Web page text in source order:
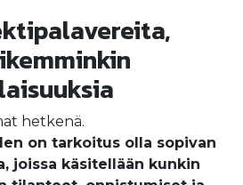
hetkenä.
on tarkoitus olla sopivan
joissa käsitellään kunkin